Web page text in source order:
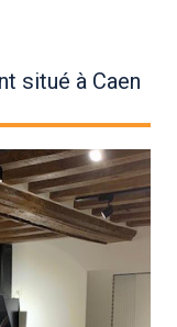
situé à Caen